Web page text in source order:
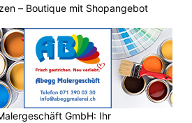
– Boutique mit Shopangebot
GmbH: Ihr